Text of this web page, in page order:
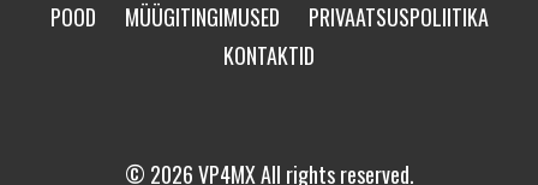
POOD MÜÜGITINGIMUSED
PRIVAATSUSPOLIITIKA
KONTAKTID
© 2026 VP4MX All rights reserved.